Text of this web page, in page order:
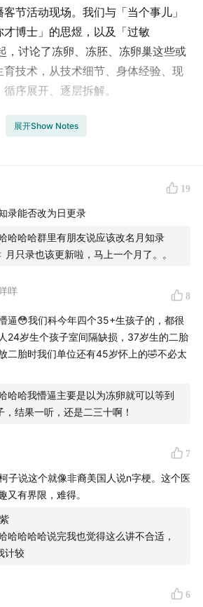
节活动现场。我们与「当个事儿」
博士」的思煜，以及「过敏
，讨论了冻卵、冻胚、冻卵巢这些或
技术，从技术细节、身体经验、现
序展开、逐层拆解。
冻卵意识的启蒙？30+真的是生育能
么差异？机构真的能好好保存卵子
卵的实际体验是怎样的？多囊、AMH
质量？卵巢过度刺激、扭转等“风险”
？取卵手术该选局麻还是全麻？卵子
层层损耗？卵巢组织冻存为什么主要
么潜在的功能？
但能给未来更多的可能性。技术能提
无法为幸福提供保险。最终，人生的
们自己的手中。
展开Show Notes
19
录能否改为日更录
哈哈哈群里有朋友说应该改名月知录
: 月只录也该更新啦，马上一个月了。。
咩 8
逼😳我们科今年四个35+生孩子的，都很
24岁生个孩子室间隔缺损，37岁生的二胎
二胎时我们单位还有45岁怀上的🤣不必太
哈哈我懵逼主要是以为冻卵就可以等到
，结果一听，还是二三十啊！
7
子说这个就像非裔美国人说n字梗。这个医
又有界限，难得。
紫
哈哈哈哈说完我也觉得这么讲不合适，
计较
6